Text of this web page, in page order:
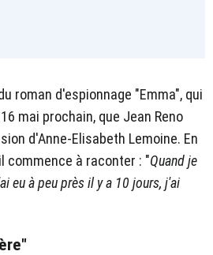
roman d'espionnage "Emma", qui
mai prochain, que Jean Reno
d'Anne-Elisabeth Lemoine. En
commence à raconter : "Quand je
eu à peu près il y a 10 jours, j'ai